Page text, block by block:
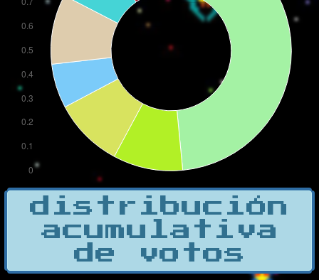
distribución
acumulativa
de votos